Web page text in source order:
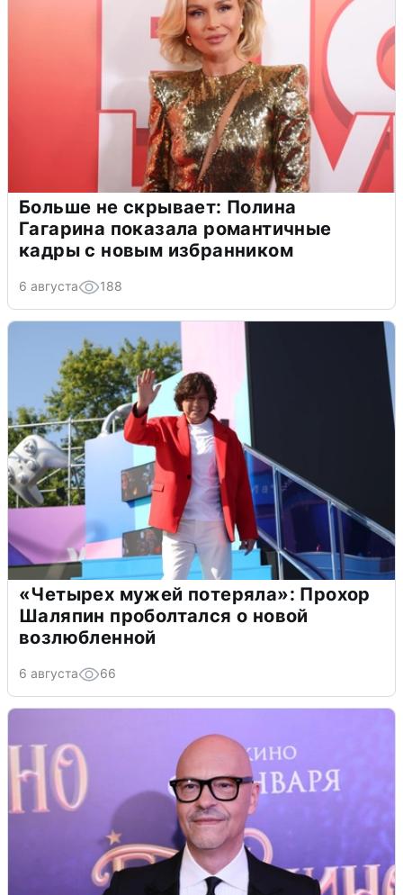
Больше не скрывает: Полина
Гагарина показала романтичные
кадры с новым избранником
6 августа 188
«Четырех мужей потеряла»: Прохор
Шаляпин проболтался о новой
возлюбленной
6 августа 66